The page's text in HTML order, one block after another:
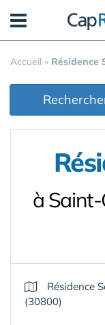
Accueil » Résidence
à
Résidence
(30800)